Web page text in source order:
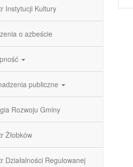
Instytucji Kultury
o azbeście
publiczne
Rozwoju Gminy
Żłobków
Działalności Regulowanej